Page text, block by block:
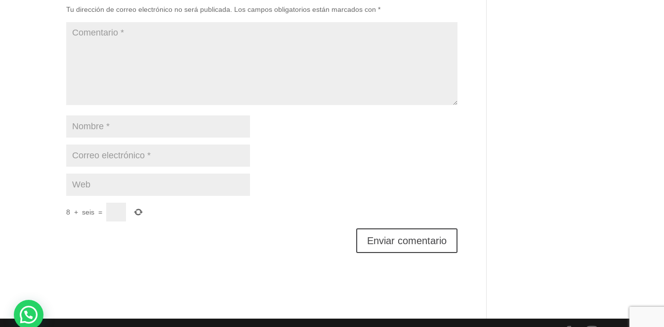
Tu dirección de correo electrónico no será publicada. Los campos obligatorios están marcados con*
8 + seis =